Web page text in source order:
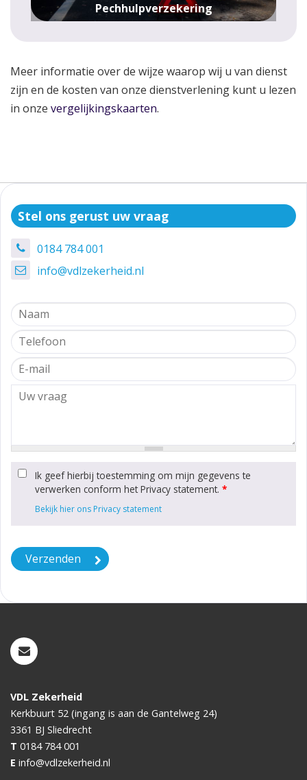
Pechhulpverzekering
Meer informatie over de wijze waarop wij u van dienst
zijn en de kosten van onze dienstverlening kunt u lezen
in onze vergelijkingskaarten.
Stel ons gerust uw vraag
0184 784 001
info@vdlzekerheid.nl
Ik geef hierbij toestemming om mijn gegevens te
verwerken conform het Privacy statement. *
Bekijk hier ons Privacy statement
VDL Zekerheid
Kerkbuurt 52 (ingang is aan de Gantelweg 24)
3361 BJ Sliedrecht
T 0184 784 001
E info@vdlzekerheid.nl